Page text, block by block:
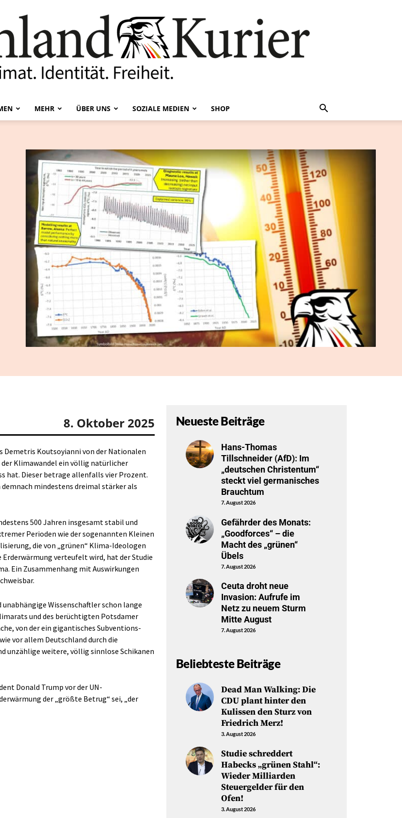
Kurier
MEHR ÜBER UNS SOZIALE MEDIEN SHOP
8. Oktober 2025
Demetris Koutsoyianni von der Nationalen
Klimawandel ein völlig natürlicher
hat. Dieser betrage allenfalls vier Prozent.
mindestens dreimal stärker als
500 Jahren insgesamt stabil und
Perioden wie der sogenannten Kleinen
die von „grünen“ Klima-Ideologen
verteufelt wird, hat der Studie
Ein Zusammenhang mit Auswirkungen
Wissenschaftler schon lange
und des berüchtigten Potsdamer
von der ein gigantisches Subventions-
vor allem Deutschland durch die
unzählige weitere, völlig sinnlose Schikanen
Donald Trump vor der UN-
der „größte Betrug“ sei, „der
Neueste Beiträge
Hans-Thomas
Tillschneider (AfD): Im
„deutschen Christentum“
steckt viel germanisches
Brauchtum
7. August 2026
Gefährder des Monats:
„Goodforces“ – die
Macht des „grünen“
Übels
7. August 2026
Ceuta droht neue
Invasion: Aufrufe im
Netz zu neuem Sturm
Mitte August
7. August 2026
Beliebteste Beiträge
Dead Man Walking: Die
CDU plant hinter den
Kulissen den Sturz von
Friedrich Merz!
3. August 2026
Studie schreddert
Habecks „grünen Stahl“:
Wieder Milliarden
Steuergelder für den
Ofen!
3. August 2026